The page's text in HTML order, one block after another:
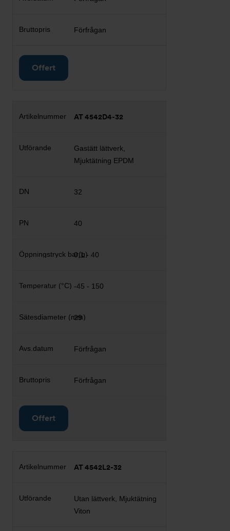
Förfrågan
Offert
AT 4542D4-32
Gastätt lättverk,
Mjuktätning EPDM
32
40
0,1 - 40
-45 - 150
29
Förfrågan
Förfrågan
Offert
AT 4542L2-32
Utan lättverk, Mjuktätning
Viton